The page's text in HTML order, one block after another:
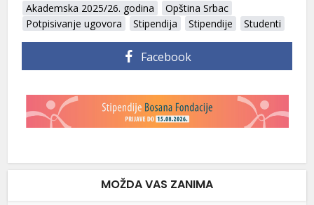
Akademska 2025/26. godina
Opština Srbac
Potpisivanje ugovora
Stipendija Stipendije Studenti
Facebook
MOŽDA VAS ZANIMA